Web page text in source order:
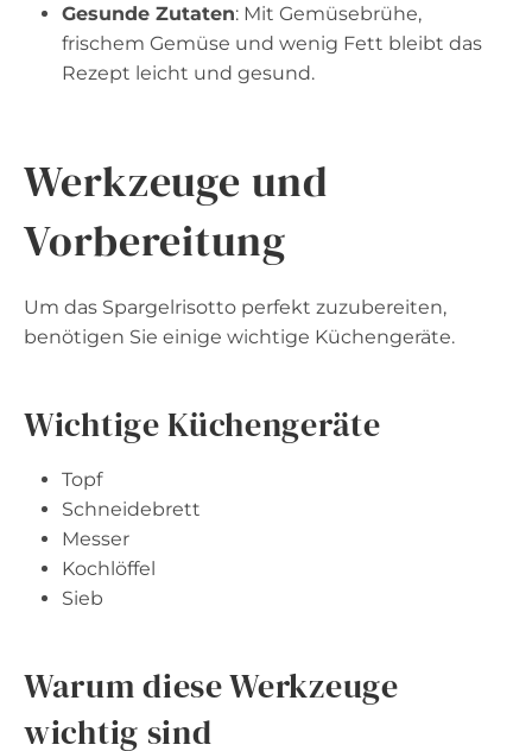
Gesunde Zutaten: Mit Gemüsebrühe,
frischem Gemüse und wenig Fett bleibt das
Rezept leicht und gesund.
Werkzeuge und
Vorbereitung
Um das Spargelrisotto perfekt zuzubereiten,
benötigen Sie einige wichtige Küchengeräte.
Wichtige Küchengeräte
Topf
Schneidebrett
Messer
Kochlöffel
Sieb
Warum diese Werkzeuge
wichtig sind